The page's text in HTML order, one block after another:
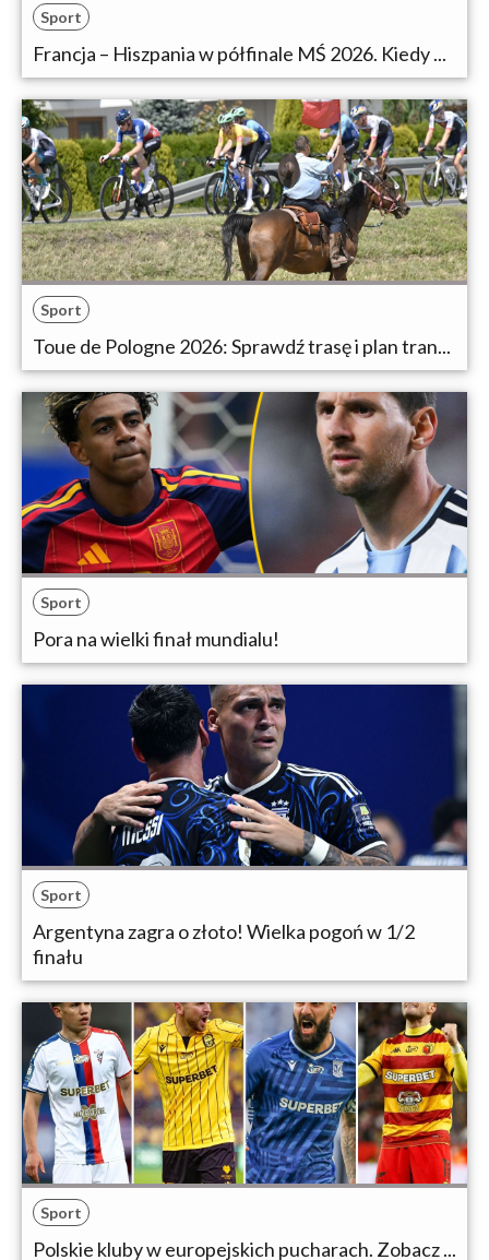
Sport
Francja – Hiszpania w półfinale MŚ 2026. Kiedy ...
Sport
Toue de Pologne 2026: Sprawdź trasę i plan tran...
Sport
Pora na wielki finał mundialu!
Sport
Argentyna zagra o złoto! Wielka pogoń w 1/2
finału
Sport
Polskie kluby w europejskich pucharach. Zobacz ...